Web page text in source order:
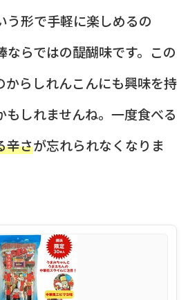
う形で手軽に楽しめるの
ならではの醍醐味です。この
からしれんこんにも興味を持
もしれませんね。一度食べる
辛さが忘れられなくなりま